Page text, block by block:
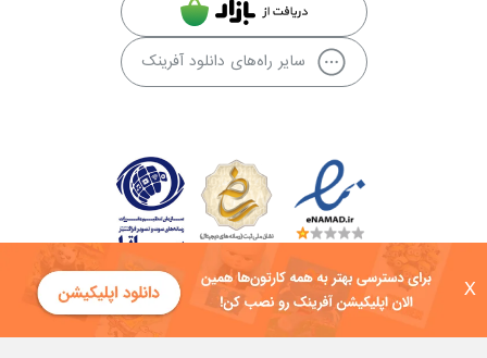
X
سایر راه‌های دانلود آفرینک
کلیه حقوق این سایت به شرکت توسعه فناوی هفت آسمان توکان تعلق دارد و